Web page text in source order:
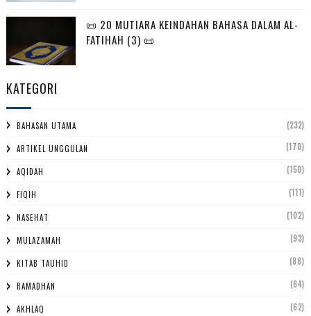
📜 20 MUTIARA KEINDAHAN BAHASA DALAM AL-
FATIHAH (3) 📜
KATEGORI
BAHASAN UTAMA (232)
ARTIKEL UNGGULAN (170)
AQIDAH (150)
FIQIH (111)
NASEHAT (102)
MULAZAMAH (93)
KITAB TAUHID (88)
RAMADHAN (64)
AKHLAQ (62)